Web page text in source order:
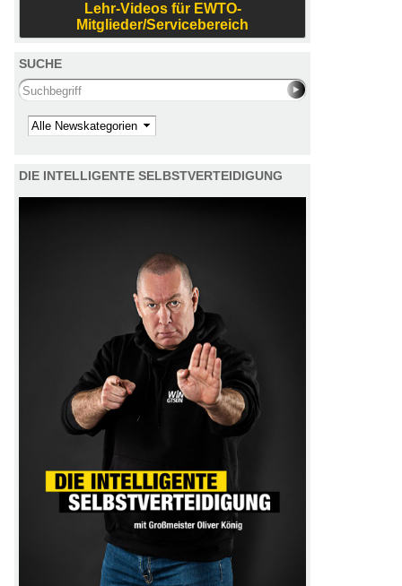
Lehr-Videos für EWTO-
Mitglieder/Servicebereich
SUCHE
Search this site
Kategorie
DIE INTELLIGENTE SELBSTVERTEIDIGUNG